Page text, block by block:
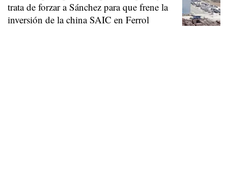
trata de forzar a Sánchez para que frene la
inversión de la china SAIC en Ferrol